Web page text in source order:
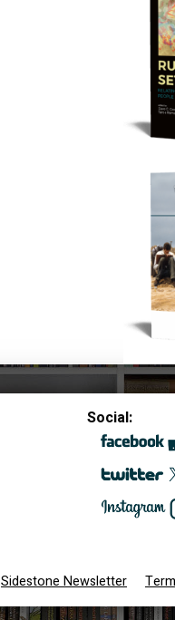
Social:
Sidestone Newsletter